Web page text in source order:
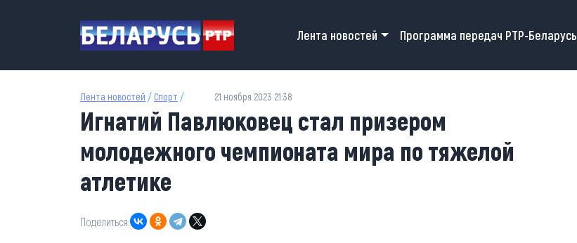
Main navigation
Лента новостей Программа передач РТР-Беларусь
Лента новостей / Спорт / 21 ноября 2023 21:38
Игнатий Павлюковец стал призером
молодежного чемпионата мира по тяжелой
атлетике
Поделиться: